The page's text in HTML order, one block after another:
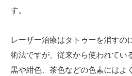
す。
レーザー治療はタトゥーを消すの
術法ですが、従来から使われてい
黒や紺色、茶色などの色素にはよ